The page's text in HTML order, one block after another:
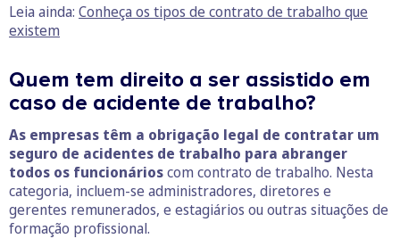
Leia ainda: Conheça os tipos de contrato de trabalho que
existem
Quem tem direito a ser assistido em
caso de acidente de trabalho?
As empresas têm a obrigação legal de contratar um
seguro de acidentes de trabalho para abranger
todos os funcionárioscom contrato de trabalho. Nesta
categoria, incluem-se administradores, diretores e
gerentes remunerados, e estagiários ou outras situações de
formação profissional.